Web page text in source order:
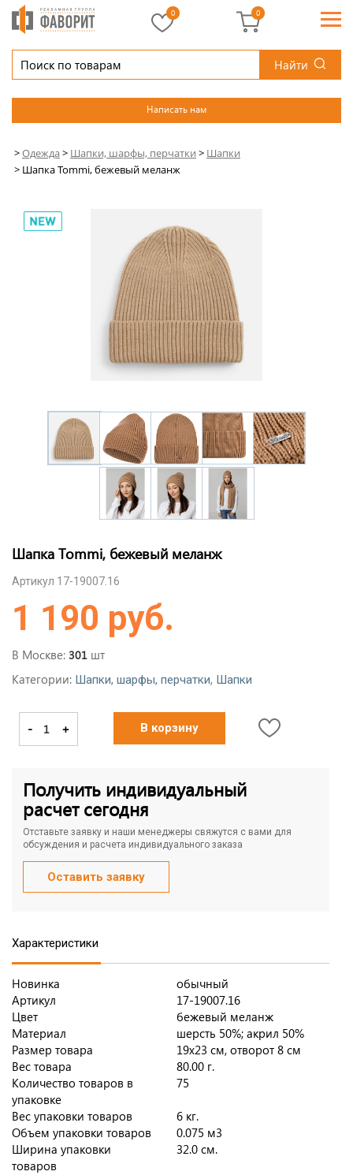
Найти
Написать нам
0 0
>Одежда> Шапки, шарфы, перчатки > Шапки
> Шапка Tommi, бежевый меланж
Шапка Tommi, бежевый меланж
Артикул 17-19007.16
1 190 руб.
В Москве: 301 шт
Категории: Шапки, шарфы, перчатки, Шапки
- + В корзину
Получить индивидуальный
расчет сегодня
Отставьте заявку и наши менеджеры свяжутся с вами для
обсуждения и расчета индивидуального заказа
Оставить заявку
Характеристики
Новинка
обычный
Артикул
17-19007.16
Цвет
бежевый меланж
Материал
шерсть 50%; акрил 50%
Размер товара
19х23 см, отворот 8 см
Вес товара
80.00 г.
Количество товаров в
упаковке
75
Вес упаковки товаров
6 кг.
Объем упаковки товаров
0.075 м3
Ширина упаковки
товаров
32.0 см.